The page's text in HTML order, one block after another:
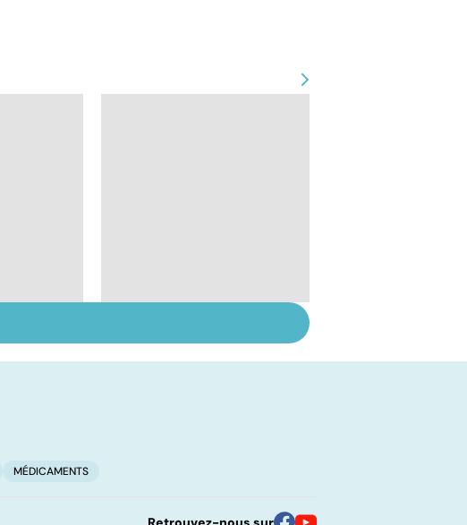
facile !
pour et le contre
MÉDICAMENTS